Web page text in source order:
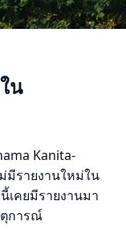
น
Kanita-
มีรายงานใหม่ใน
เคยมีรายงานมา
การณ์